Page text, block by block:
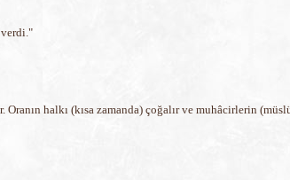
halkı (kısa zamanda) çoğalır ve muhâcirlerin